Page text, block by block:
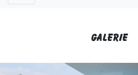
Galerie